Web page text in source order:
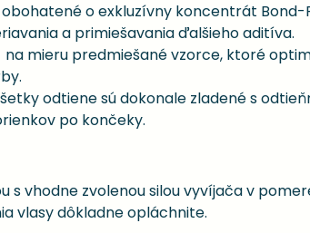
o exkluzívny koncentrát
a primiešavania ďalšieho aditíva.
mieru predmiešané vzorce, ktoré
odtiene sú dokonale zladené s
po končeky.
s vhodne zvolenou silou vyvíjača v
vlasy dôkladne opláchnite.